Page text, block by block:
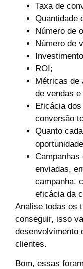
Taxa de
Quantidade
Número de
Número de
ROI;
Métricas de
de vendas
Eficácia
conversão
Quanto
Campanhas
enviadas,
campanha,
eficácia da
Analise todas os
conseguir, isso
desenvolvimento
clientes.
Bom, essas